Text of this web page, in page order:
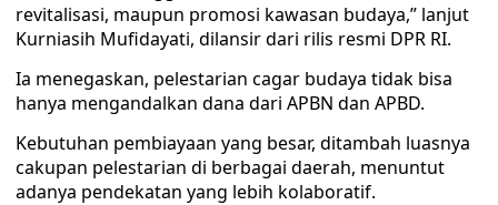
revitalisasi, maupun promosi kawasan budaya,” lanjut
Kurniasih Mufidayati, dilansir dari rilis resmi DPR RI.
Ia menegaskan, pelestarian cagar budaya tidak bisa
hanya mengandalkan dana dari APBN dan APBD.
Kebutuhan pembiayaan yang besar, ditambah luasnya
cakupan pelestarian di berbagai daerah, menuntut
adanya pendekatan yang lebih kolaboratif.